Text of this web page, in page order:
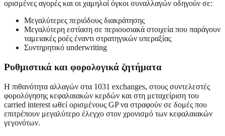
ορισμένες αγορές και οι χαμηλοί όγκοι συναλλαγών οδηγούν σε:
Μεγαλύτερες περιόδους διακράτησης
Μεγαλύτερη εστίαση σε περιουσιακά στοιχεία που παράγουν
ταμειακές ροές έναντι στρατηγικών υπεραξίας
Συντηρητικό underwriting
Ρυθμιστικά και φορολογικά ζητήματα
Η πιθανότητα αλλαγών στα 1031 exchanges, στους συντελεστές
φορολόγησης κεφαλαιακών κερδών και στη μεταχείριση του
carried interest ωθεί ορισμένους GP να στραφούν σε δομές που
επιτρέπουν μεγαλύτερο έλεγχο στον χρονισμό των κεφαλαιακών
γεγονότων.